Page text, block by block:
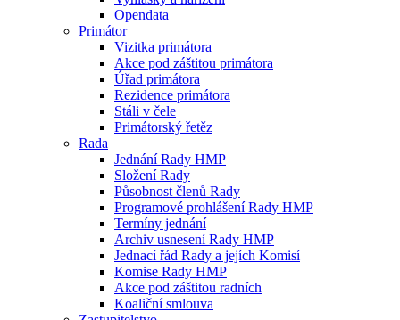
Opendata
Primátor
Vizitka primátora
Akce pod záštitou primátora
Úřad primátora
Rezidence primátora
Stáli v čele
Primátorský řetěz
Rada
Jednání Rady HMP
Složení Rady
Působnost členů Rady
Programové prohlášení Rady HMP
Termíny jednání
Archiv usnesení Rady HMP
Jednací řád Rady a jejích Komisí
Komise Rady HMP
Akce pod záštitou radních
Koaliční smlouva